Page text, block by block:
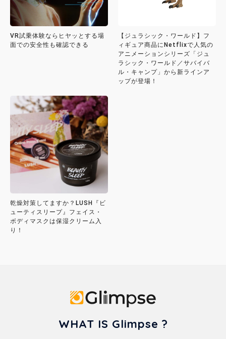
VR試乗体験ならヒヤッとする場
面での安全性も確認できる
【ジュラシック・ワールド】フ
ィギュア商品にNetflixで人気の
アニメーションシリーズ「ジュ
ラシック・ワールド／サバイバ
ル・キャンプ」から新ラインア
ップが登場！
乾燥対策してますか？LUSH『ビ
ューティスリープ』フェイス・
ボディマスクは保湿クリーム入
り！
WHAT IS Glimpse ?